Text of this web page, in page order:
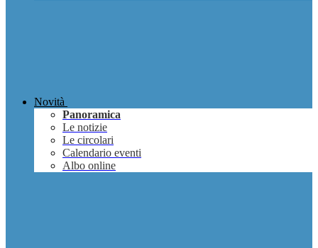
Novità
Panoramica
Le notizie
Le circolari
Calendario eventi
Albo online